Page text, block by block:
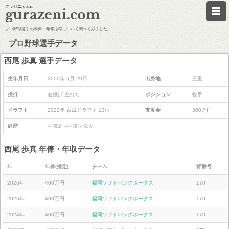
グラゼニ.com
gurazeni.com
プロ野球選手の年俸・年俸推移について調べてみました。
プロ野球選手データ
西尾 歩真 選手データ
生年月日 2000年 6月 20日 出身地 三重
投打 右投げ 左打ち ポジション 投手
ドラフト 2022年 育成ドラフト 13位 支度金 300万円
経歴 中京高 - 中京学院大
西尾 歩真 年俸・年収データ
年 年俸(推定) チーム 背番号
2026年 400万円 福岡ソフトバンクホークス 170
2025年 400万円 福岡ソフトバンクホークス 170
2024年 400万円 福岡ソフトバンクホークス 170